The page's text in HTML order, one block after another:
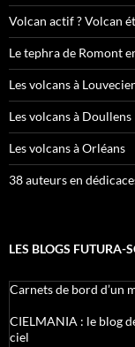
Volcan actif ? Volcan
Le tephra de Romont
Les volcans à
Les volcans à Doullens
Les volcans à Orléans
38 auteurs en
LES BLOGS FUTURA-
Carnets de bord d’un
CIELMANIA : le blog
ciel